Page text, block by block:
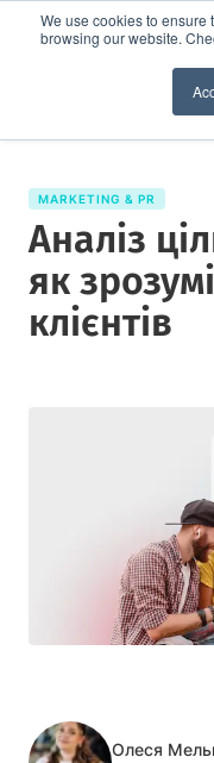
We use cookies to ensure
browsing our website.
MARKETING & PR
Аналіз
як
клієнтів
Олеся